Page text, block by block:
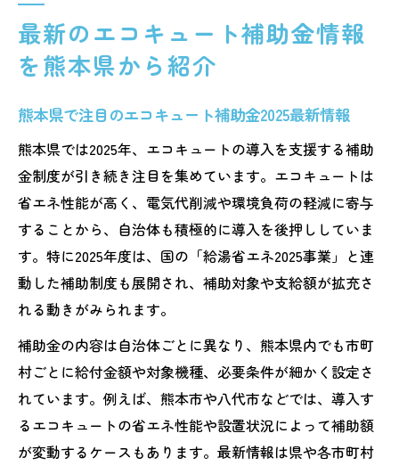
最新のエコキュート補助金情報
を熊本県から紹介
熊本県で注目のエコキュート補助金2025最新情報
熊本県では2025年、エコキュートの導入を支援する補助
金制度が引き続き注目を集めています。エコキュートは
省エネ性能が高く、電気代削減や環境負荷の軽減に寄与
することから、自治体も積極的に導入を後押ししていま
す。特に2025年度は、国の「給湯省エネ2025事業」と連
動した補助制度も展開され、補助対象や支給額が拡充さ
れる動きがみられます。
補助金の内容は自治体ごとに異なり、熊本県内でも市町
村ごとに給付金額や対象機種、必要条件が細かく設定さ
れています。例えば、熊本市や八代市などでは、導入す
るエコキュートの省エネ性能や設置状況によって補助額
が変動するケースもあります。最新情報は県や各市町村